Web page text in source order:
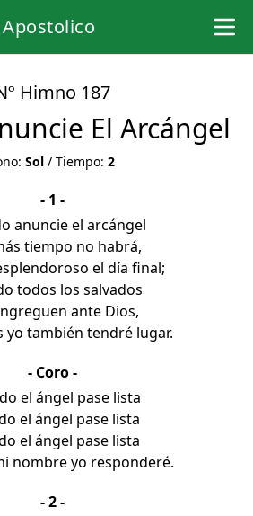
Apostolico
Himno 187
El Arcángel
Sol / Tiempo: 2
- 1 -
anuncie el arcángel
tiempo no habrá,
el día final;
todos los salvados
ante Dios,
yo también tendré lugar.
- Coro -
el ángel pase lista
el ángel pase lista
el ángel pase lista
nombre yo responderé.
- 2 -